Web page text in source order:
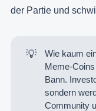
der Partie und
💡
Wie kaum
Meme-
Bann.
sondern
Community